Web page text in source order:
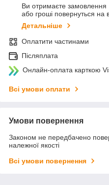
Ви отримаєте замовлення
або гроші повернуться на
Детальніше
Оплатити частинами
Післяплата
Онлайн-оплата карткою
Всі умови оплати
Умови повернення
Законом не передбачено
належної якості
Всі умови повернення